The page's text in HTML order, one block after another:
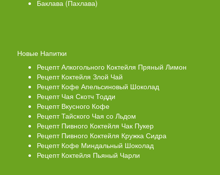
Баклава (Пахлава)
Новые Напитки
Рецепт Алкогольного Коктейля Пряный Лимон
Рецепт Коктейля Злой Чай
Рецепт Кофе Апельсиновый Шоколад
Рецепт Чая Скотч Тодди
Рецепт Вкусного Кофе
Рецепт Тайского Чая со Льдом
Рецепт Пивного Коктейля Чак Пукер
Рецепт Пивного Коктейля Кружка Сидра
Рецепт Кофе Миндальный Шоколад
Рецепт Коктейля Пьяный Чарли